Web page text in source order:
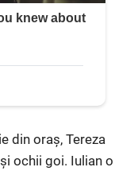
din oraș, Tereza
ochii goi. Iulian o